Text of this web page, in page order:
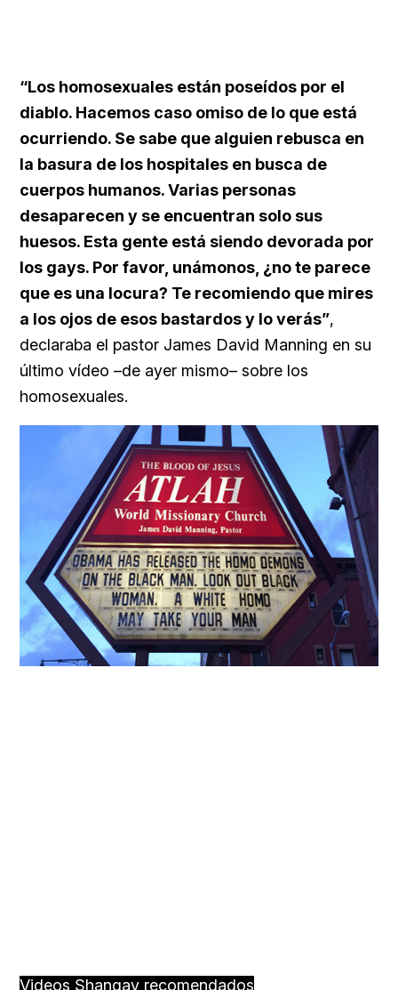
“Los homosexuales están poseídos por el
diablo. Hacemos caso omiso de lo que está
ocurriendo. Se sabe que alguien rebusca en
la basura de los hospitales en busca de
cuerpos humanos. Varias personas
desaparecen y se encuentran solo sus
huesos. Esta gente está siendo devorada por
los gays. Por favor, unámonos, ¿no te parece
que es una locura? Te recomiendo que mires
a los ojos de esos bastardos y lo verás”,
declaraba el pastor James David Manning en su
último vídeo –de ayer mismo– sobre los
homosexuales.
Videos Shangay recomendados